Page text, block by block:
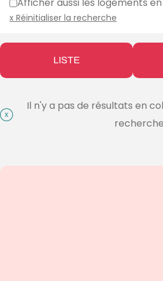
x Réinitialiser la recherche
LISTE
Il n'y a pas de résultats en
recherche